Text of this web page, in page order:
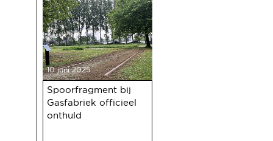
10 juni 2025
Spoorfragment bij
Gasfabriek officieel
onthuld